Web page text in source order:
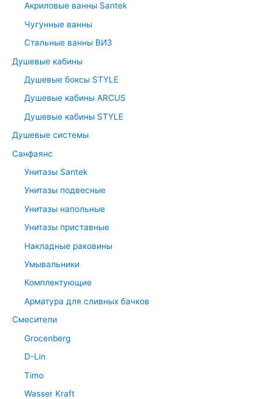
:
Акриловые ванны Santek
Чугунные ванны
Стальные ванны ВИЗ
Душевые кабины
Душевые боксы STYLE
Душевые кабины ARCUS
Душевые кабины STYLE
Душевые системы
Санфаянс
Унитазы Santek
Унитазы подвесные
Унитазы напольные
Унитазы приставные
Накладные раковины
Умывальники
Комплектующие
Арматура для сливных бачков
Смесители
Grocenberg
D-Lin
Timo
Wasser Kraft